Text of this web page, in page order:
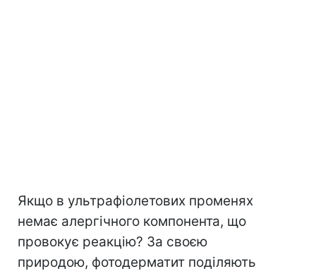
Якщо в ультрафіолетових променях
немає алергічного компонента, що
провокує реакцію? За своєю
природою, фотодерматит поділяють